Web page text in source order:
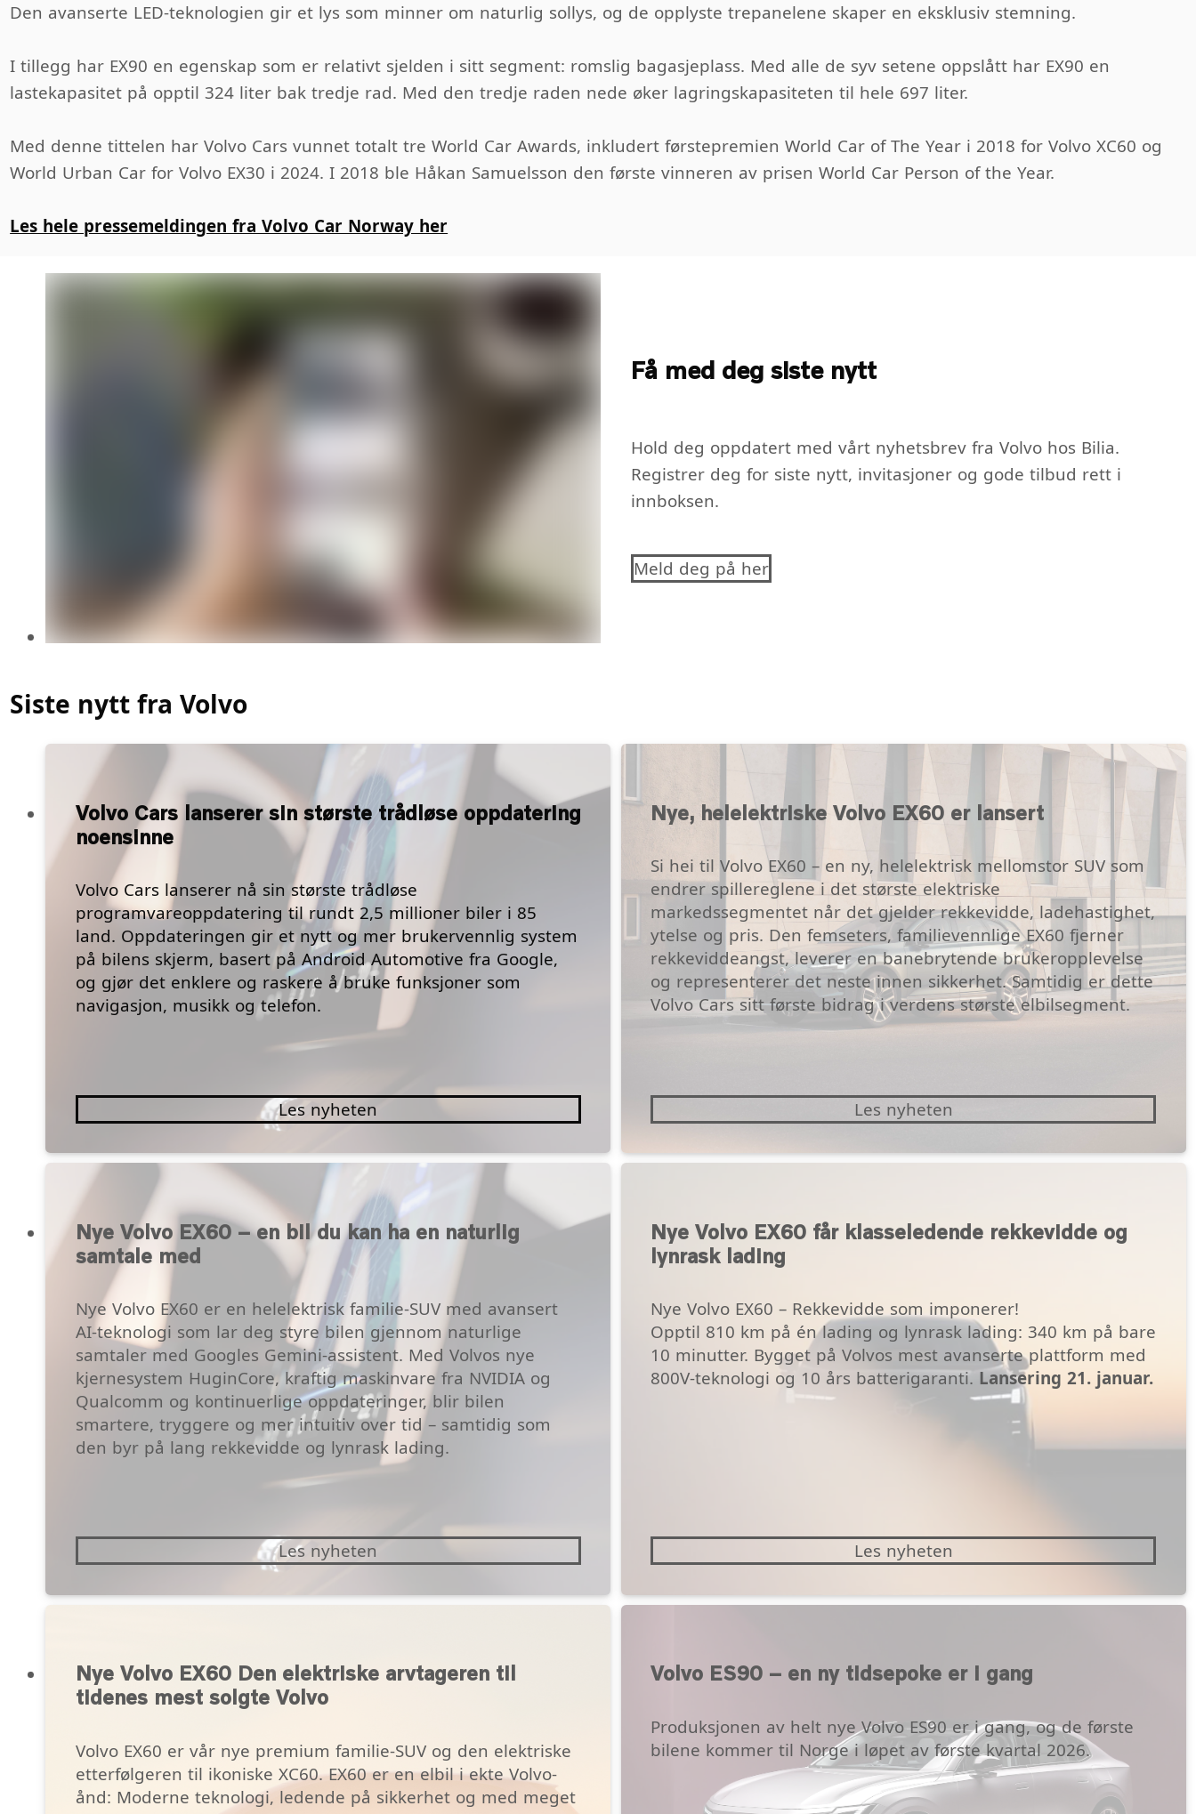
Den avanserte LED-teknologien gir et lys som minner om naturlig sollys, og de opplyste trepanelene skaper en eksklusiv stemning.
I tillegg har EX90 en egenskap som er relativt sjelden i sitt segment: romslig bagasjeplass. Med alle de syv setene oppslått har EX90 en
lastekapasitet på opptil 324 liter bak tredje rad. Med den tredje raden nede øker lagringskapasiteten til hele 697 liter.
Med denne tittelen har Volvo Cars vunnet totalt tre World Car Awards, inkludert førstepremien World Car of The Year i 2018 for Volvo XC60 og
World Urban Car for Volvo EX30 i 2024. I 2018 ble Håkan Samuelsson den første vinneren av prisen World Car Person of the Year.
Les hele pressemeldingen fra Volvo Car Norway her
Få med deg siste nytt
Hold deg oppdatert med vårt nyhetsbrev fra Volvo hos Bilia.
Registrer deg for siste nytt, invitasjoner og gode tilbud rett i
innboksen.
Meld deg på her
Siste nytt fra Volvo
Volvo Cars lanserer sin største trådløse oppdatering
noensinne
Volvo Cars lanserer nå sin største trådløse
programvareoppdatering til rundt 2,5 millioner biler i 85
land. Oppdateringen gir et nytt og mer brukervennlig system
på bilens skjerm, basert på Android Automotive fra Google,
og gjør det enklere og raskere å bruke funksjoner som
navigasjon, musikk og telefon.
Les nyheten
Nye, helelektriske Volvo EX60 er lansert
Si hei til Volvo EX60 – en ny, helelektrisk mellomstor SUV som
endrer spillereglene i det største elektriske
markedssegmentet når det gjelder rekkevidde, ladehastighet,
ytelse og pris. Den femseters, familievennlige EX60 fjerner
rekkeviddeangst, leverer en banebrytende brukeropplevelse
og representerer det neste innen sikkerhet. Samtidig er dette
Volvo Cars sitt første bidrag i verdens største elbilsegment.
Les nyheten
Nye Volvo EX60 – en bil du kan ha en naturlig
samtale med
Nye Volvo EX60 er en helelektrisk familie‑SUV med avansert
AI‑teknologi som lar deg styre bilen gjennom naturlige
samtaler med Googles Gemini‑assistent. Med Volvos nye
kjernesystem HuginCore, kraftig maskinvare fra NVIDIA og
Qualcomm og kontinuerlige oppdateringer, blir bilen
smartere, tryggere og mer intuitiv over tid – samtidig som
den byr på lang rekkevidde og lynrask lading.
Les nyheten
Nye Volvo EX60 får klasseledende rekkevidde og
lynrask lading
Nye Volvo EX60 – Rekkevidde som imponerer!
Opptil 810 km på én lading og lynrask lading: 340 km på bare
10 minutter. Bygget på Volvos mest avanserte plattform med
800V-teknologi og 10 års batterigaranti. Lansering 21. januar.
Les nyheten
Nye Volvo EX60 Den elektriske arvtageren til
tidenes mest solgte Volvo
Volvo EX60 er vår nye premium familie-SUV og den elektriske
etterfølgeren til ikoniske XC60. EX60 er en elbil i ekte Volvo-
ånd: Moderne teknologi, ledende på sikkerhet og med meget
Volvo ES90 – en ny tidsepoke er i gang
Produksjonen av helt nye Volvo ES90 er i gang, og de første
bilene kommer til Norge i løpet av første kvartal 2026.